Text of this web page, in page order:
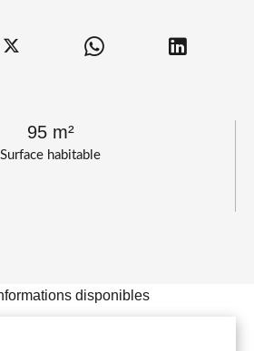
Surface habitable
95 m²
disponibles